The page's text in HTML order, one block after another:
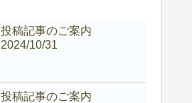
投稿記事のご案内
2024/10/31
投稿記事のご案内